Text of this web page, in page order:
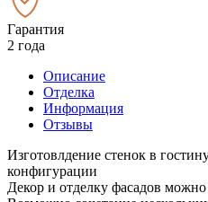
Гарантия
2 года
Описание
Отделка
Информация
Отзывы
Изготовлдение стенок в
конфигурации
Декор и отделку фасадов